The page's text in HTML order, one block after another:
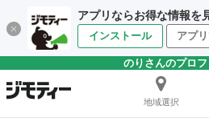
アプリならお得な情報を
インストール アプ
のりさんのプロ
地域選択